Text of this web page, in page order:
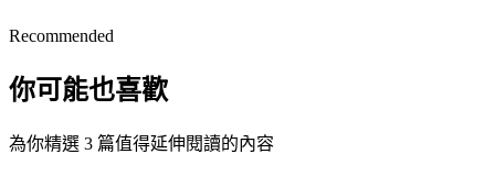
Recommended
你可能也喜歡
為你精選 3 篇值得延伸閱讀的內容